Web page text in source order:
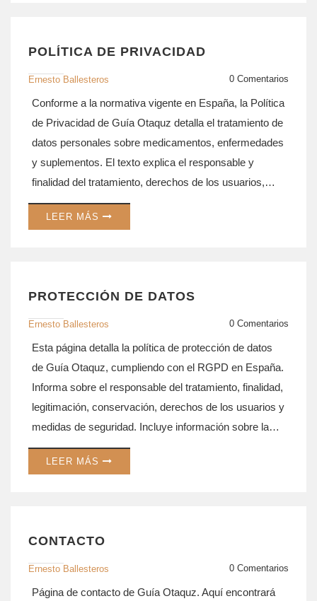
obligaciones de las partes implicadas durante el uso
del sitio.
POLÍTICA DE PRIVACIDAD
Ernesto Ballesteros 0 Comentarios
Conforme a la normativa vigente en España, la Política
de Privacidad de Guía Otaquz detalla el tratamiento de
datos personales sobre medicamentos, enfermedades
y suplementos. El texto explica el responsable y
finalidad del tratamiento, derechos de los usuarios,
conservación, seguridad, y uso de cookies. Además,
informa sobre la transmisión de datos y los
para ejercer sus derechos o resolver dudas.
LEER MÁS
PROTECCIÓN DE DATOS
Ernesto Ballesteros 0 Comentarios
Esta página detalla la política de protección de datos
de Guía Otaquz, cumpliendo con el RGPD en España.
Informa sobre el responsable del tratamiento, finalidad,
legitimación, conservación, derechos de los usuarios y
medidas de seguridad. Incluye información sobre la
gestión de solicitudes, confidencialidad, contacto y
actualizaciones de la política. Proporciona
LEER MÁS
CONTACTO
Ernesto Ballesteros 0 Comentarios
Página de contacto de Guía Otaquz. Aquí encontrará